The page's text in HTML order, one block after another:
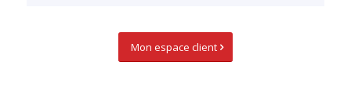
Mon espace client